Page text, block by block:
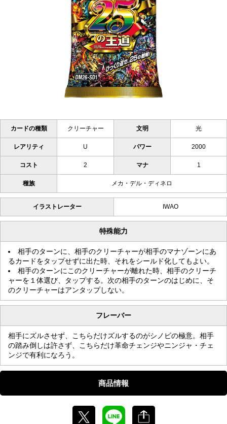
カードの種類 クリーチャー 文明 光
レアリティ U パワー 2000
コスト 2 マナ 1
種族 メカ・デル・ディネロ
イラストレーター IWAO
特殊能力
相手のターンに、相手のクリーチャーが相手のマナゾーンにあ
るカードをタップせずに出た時、それをシールド化してもよい。
相手のターンにこのクリーチャーが離れた時、相手のクリーチ
ャーを１体選び、タップする。次の相手のターンのはじめに、そ
のクリーチャーはアンタップしない。
フレーバー
相手にズルさせず、こちらだけズルするのがシノビの極意。相手
の踏み倒しは許さず、こちらだけ革命チェンジやニンジャ・チェ
ンジで有利になろう。
商品情報